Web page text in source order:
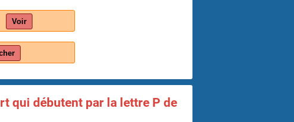
Voir
qui débutent par la lettre P de